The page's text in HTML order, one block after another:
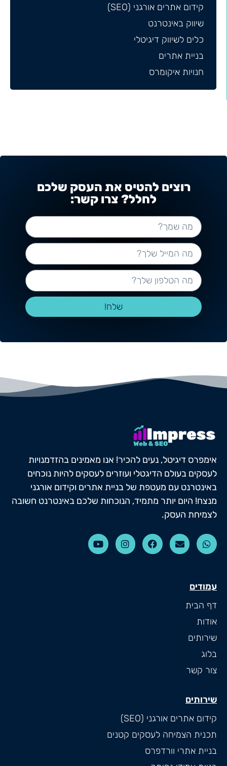
קידום אתרים אורגני (SEO)
שיווק באינטרנט
כלים לשיווק דיגיטלי
בניית אתרים
חנויות איקומרס
רוצים להטיס את העסק שלכם
לחלל? צרו קשר:
שלח!
אימפרס דיגיטל, נעים להכיר! אנו מאמינים בהזדמנויות
לעסקים בעולם הדיגטלי ועוזרים לעסקים להיות נוכחים
באינטרנט עם מעטפת של בניית אתרים וקידום אורגני
מנצח! היום יותר מתמיד, הנוכחות שלכם באינטרנט חשובה
לצמיחת העסק.
עמודים
דף הבית
אודות
שירותים
בלוג
צור קשר
שירותים
קידום אתרים אורגני (SEO)
תכנית הצמיחה לעסקים קטנים
בניית אתרי וורדפרס